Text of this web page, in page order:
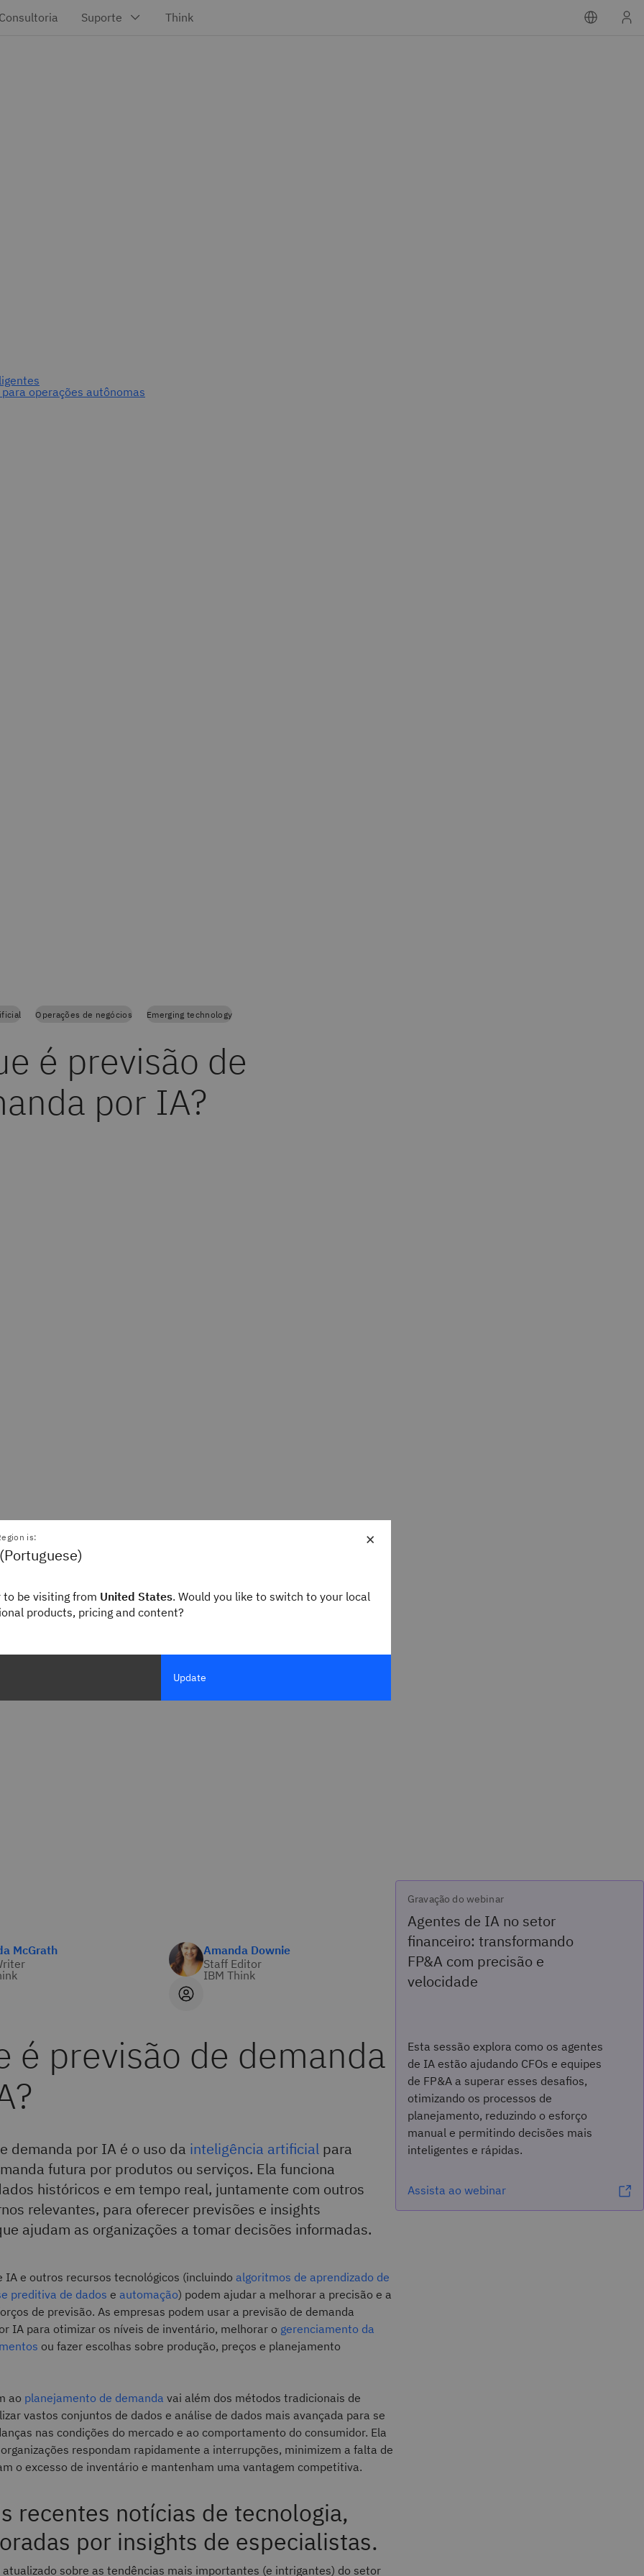
Operações de negócios Emerging technology
é previsão de
por IA?
McGrath
Amanda Downie
Staff Editor
IBM Think
é previsão de demanda
demanda por IA é o uso da inteligência artificial para
futura por produtos ou serviços. Ela funciona
históricos e em tempo real, juntamente com outros
relevantes, para oferecer previsões e insights
ajudam as organizações a tomar decisões informadas.
IA e outros recursos tecnológicos (incluindo algoritmos de aprendizado de
preditiva de dados e automação) podem ajudar a melhorar a precisão e a
de previsão. As empresas podem usar a previsão de demanda
IA para otimizar os níveis de inventário, melhorar o gerenciamento da
ou fazer escolhas sobre produção, preços e planejamento
ao planejamento de demanda vai além dos métodos tradicionais de
vastos conjuntos de dados e análise de dados mais avançada para se
nas condições do mercado e ao comportamento do consumidor. Ela
respondam rapidamente a interrupções, minimizem a falta de
o excesso de inventário e mantenham uma vantagem competitiva.
recentes notícias de tecnologia,
por insights de especialistas.
sobre as tendências mais importantes (e intrigantes) do setor
Gravação do webinar
Agentes de IA no setor
financeiro: transformando
FP&A com precisão e
velocidade
Esta sessão explora como os agentes
de IA estão ajudando CFOs e equipes
de FP&A a superar esses desafios,
otimizando os processos de
planejamento, reduzindo o esforço
manual e permitindo decisões mais
inteligentes e rápidas.
Assista ao webinar
×
is:
to be visiting from United States. Would you like to switch to your local
products, pricing and content?
Update